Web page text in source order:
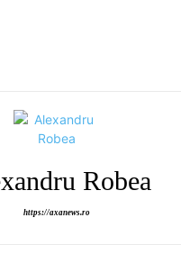
Robea
https://axanews.ro